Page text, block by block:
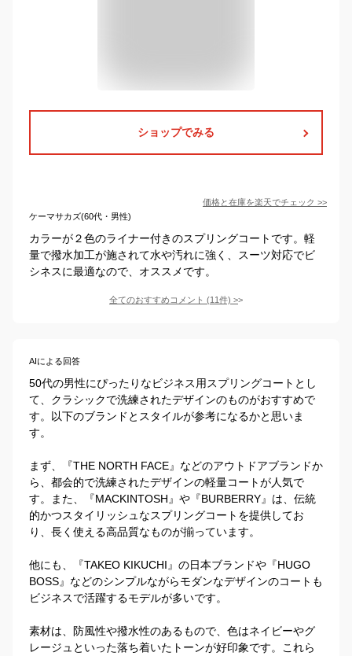
ショップでみる
価格と在庫を楽天でチェック >>
ケーマサカズ(60代・男性)
カラーが２色のライナー付きのスプリングコートです。軽
量で撥水加工が施されて水や汚れに強く、スーツ対応でビ
シネスに最適なので、オススメです。
全てのおすすめコメント (11件) >
AIによる回答
50代の男性にぴったりなビジネス用スプリングコートとし
て、クラシックで洗練されたデザインのものがおすすめで
す。以下のブランドとスタイルが参考になるかと思いま
す。
まず、『THE NORTH FACE』などのアウトドアブランドか
ら、都会的で洗練されたデザインの軽量コートが人気で
す。また、『MACKINTOSH』や『BURBERRY』は、伝統
的かつスタイリッシュなスプリングコートを提供してお
り、長く使える高品質なものが揃っています。
他にも、『TAKEO KIKUCHI』の日本ブランドや『HUGO
BOSS』などのシンプルながらモダンなデザインのコートも
ビジネスで活躍するモデルが多いです。
素材は、防風性や撥水性のあるもので、色はネイビーやグ
レージュといった落ち着いたトーンが好印象です。これら